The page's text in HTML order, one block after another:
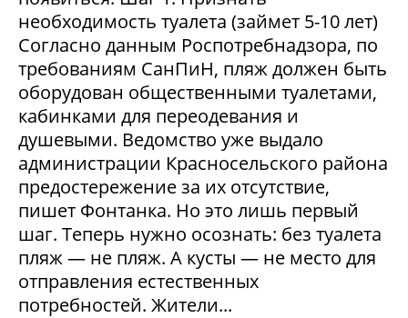
необходимость туалета (займет 5-10 лет)
Согласно данным Роспотребнадзора, по
требованиям СанПиН, пляж должен быть
оборудован общественными туалетами,
кабинками для переодевания и
душевыми. Ведомство уже выдало
администрации Красносельского района
предостережение за их отсутствие,
пишет Фонтанка. Но это лишь первый
шаг. Теперь нужно осознать: без туалета
пляж — не пляж. А кусты — не место для
отправления естественных
потребностей. Жители...